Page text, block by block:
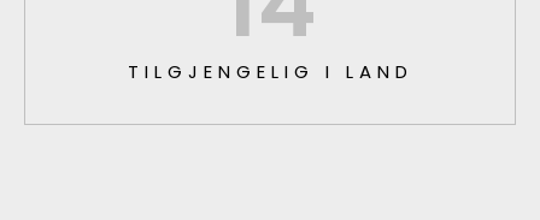
TILGJENGELIG I LAND